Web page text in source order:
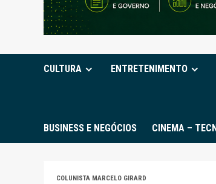
CULTURA ENTRETENIMENTO
BUSINESS E NEGÓCIOS CINEMA –
COLUNISTA MARCELO GIRARD